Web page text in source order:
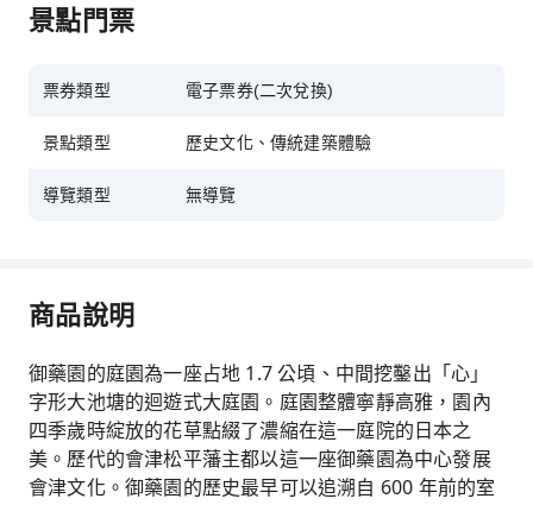
景點門票
票券類型 電子票券(二次兌換)
景點類型 歷史文化、傳統建築體驗
導覽類型 無導覽
商品說明
御藥園的庭園為一座占地 1.7 公頃、中間挖鑿出「心」
字形大池塘的迴遊式大庭園。庭園整體寧靜高雅，園內
四季歲時綻放的花草點綴了濃縮在這一庭院的日本之
美。歷代的會津松平藩主都以這一座御藥園為中心發展
會津文化。御藥園的歷史最早可以追溯自 600 年前的室